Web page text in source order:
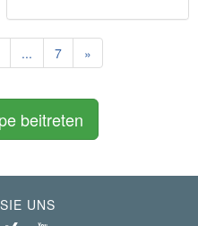
... 7 »
beitreten
UNS